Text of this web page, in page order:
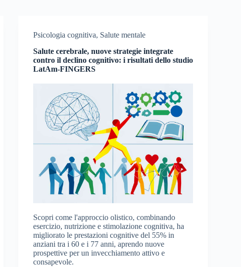
Psicologia cognitiva, Salute mentale
Salute cerebrale, nuove strategie integrate
contro il declino cognitivo: i risultati dello studio
LatAm-FINGERS
Scopri come l'approccio olistico, combinando
esercizio, nutrizione e stimolazione cognitiva, ha
migliorato le prestazioni cognitive del 55% in
anziani tra i 60 e i 77 anni, aprendo nuove
prospettive per un invecchiamento attivo e
consapevole.